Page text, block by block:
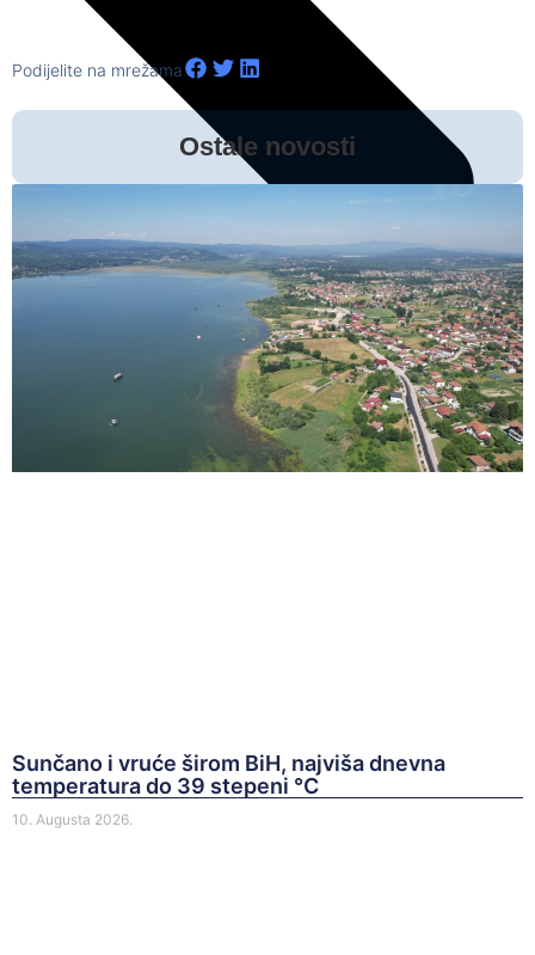
Podijelite na mrežama
Ostale novosti
Sunčano i vruće širom BiH, najviša dnevna
temperatura do 39 stepeni °C
10. Augusta 2026.